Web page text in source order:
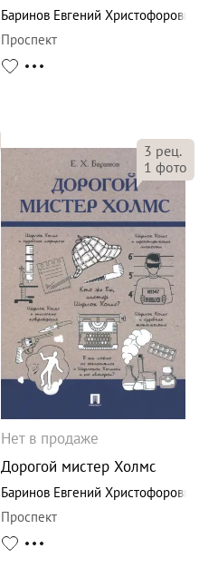
Баринов Евгений Христофорович
Проспект
3 рец.
1 фото
Нет в продаже
Дорогой мистер Холмс
Баринов Евгений Христофорович
Проспект